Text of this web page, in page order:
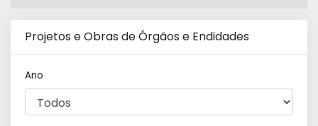
Projetos e Obras de Órgãos e Endidades
Ano